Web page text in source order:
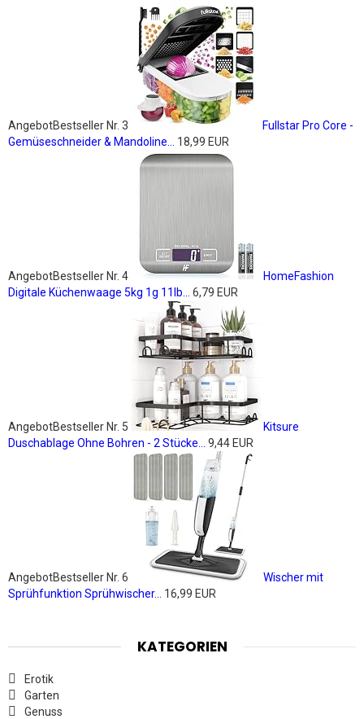
AngebotBestseller Nr. 3
Fullstar Pro Core -
Gemüseschneider & Mandoline...
18,99 EUR
AngebotBestseller Nr. 4
HomeFashion
Digitale Küchenwaage 5kg 1g 11lb...
6,79 EUR
AngebotBestseller Nr. 5
Kitsure
Duschablage Ohne Bohren - 2 Stücke...
9,44 EUR
AngebotBestseller Nr. 6
Wischer mit
Sprühfunktion Sprühwischer...
16,99 EUR
KATEGORIEN
Erotik
Garten
Genuss